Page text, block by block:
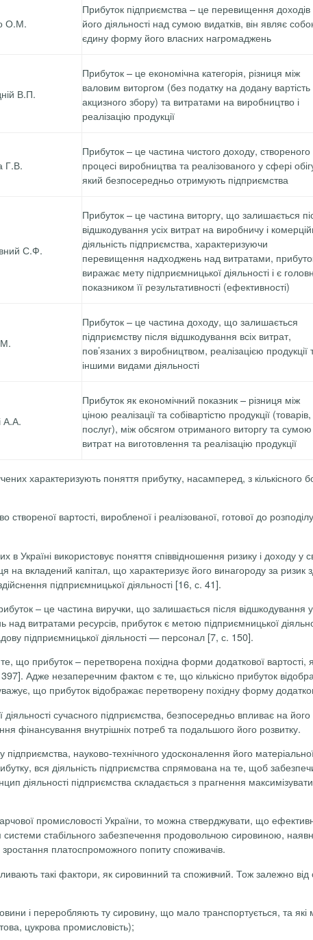
О.М.
Прибуток підприємства – це перевищення доходів
його діяльності над сумою видатків, він являє
єдину форму його власних нагромаджень
В.П.
Прибуток – це економічна категорія, різниця між
валовим виторгом (без податку на додану вартість
акцизного збору) та витратами на виробництво і
реалізацію продукції
Г.В.
Прибуток – це частина чистого доходу, створеного
процесі виробництва та реалізованого у сфері
який безпосередньо отримують підприємства
С.Ф.
Прибуток – це частина виторгу, що залишається
відшкодування усіх витрат на виробничу і
діяльність підприємства, характеризуючи
перевищення надходжень над витратами,
виражає мету підприємницької діяльності і є
показником її результативності (ефективності)
Прибуток – це частина доходу, що залишається
підприємству після відшкодування всіх витрат,
пов’язаних з виробництвом, реалізацією продукції
іншими видами діяльності
А.А.
Прибуток як економічний показник – різниця між
ціною реалізації та собівартістю продукції (товарів,
послуг), між обсягом отриманого виторгу та сумою
витрат на виготовлення та реалізацію продукції
характеризують поняття прибутку, насамперед, з
вартості, виробленої і реалізованої, готової до
в Україні використовує поняття співвідношення ризику і доходу
на вкладений капітал, що характеризує його винагороду за ризик
підприємницької діяльності [16, с. 41].
– це частина виручки, що залишається після відшкодування
витратами ресурсів, прибуток є метою підприємницької
підприємницької діяльності — персонал [7, с. 150].
прибуток – перетворена похідна форми додаткової вартості,
397]. Адже незаперечним фактом є те, що кількісно прибуток
що прибуток відображає перетворену похідну форму
сучасного підприємства, безпосередньо впливає на
фінансування внутрішніх потреб та подальшого його розвитку.
науково-технічного удосконалення його
вся діяльність підприємства спрямована на те, щоб
діяльності підприємства складається з прагнення
промисловості України, то можна стверджувати, що
стабільного забезпечення продовольчою сировиною,
зростання платоспроможного попиту споживачів.
такі фактори, як сировинний та споживчий. Тож залежно від
і переробляють ту сировину, що мало транспортується, та
цукрова промисловість);